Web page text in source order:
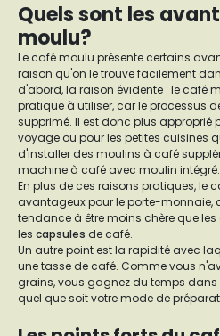
Quels sont les
moulu?
Le café moulu présente certains
raison qu'on le trouve facilement
d'abord, la raison évidente : le café
pratique à utiliser, car le processus
supprimé. Il est donc plus approprié
voyage ou pour les petites cuisines
d'installer des moulins à café
machine à café avec moulin intégré.
En plus de ces raisons pratiques, le
avantageux pour le porte-monnaie,
tendance à être moins chère que
les capsules de café.
Un autre point est la rapidité avec
une tasse de café. Comme vous
grains, vous gagnez du temps
quel que soit votre mode de